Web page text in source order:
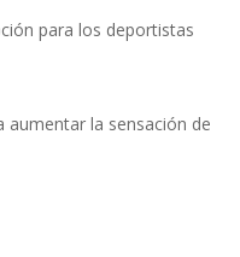
para los deportistas
aumentar la sensación de